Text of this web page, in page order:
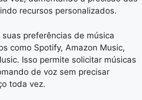
recursos personalizados.
preferências de música
como Spotify, Amazon Music,
Isso permite solicitar músicas
de voz sem precisar
toda vez.